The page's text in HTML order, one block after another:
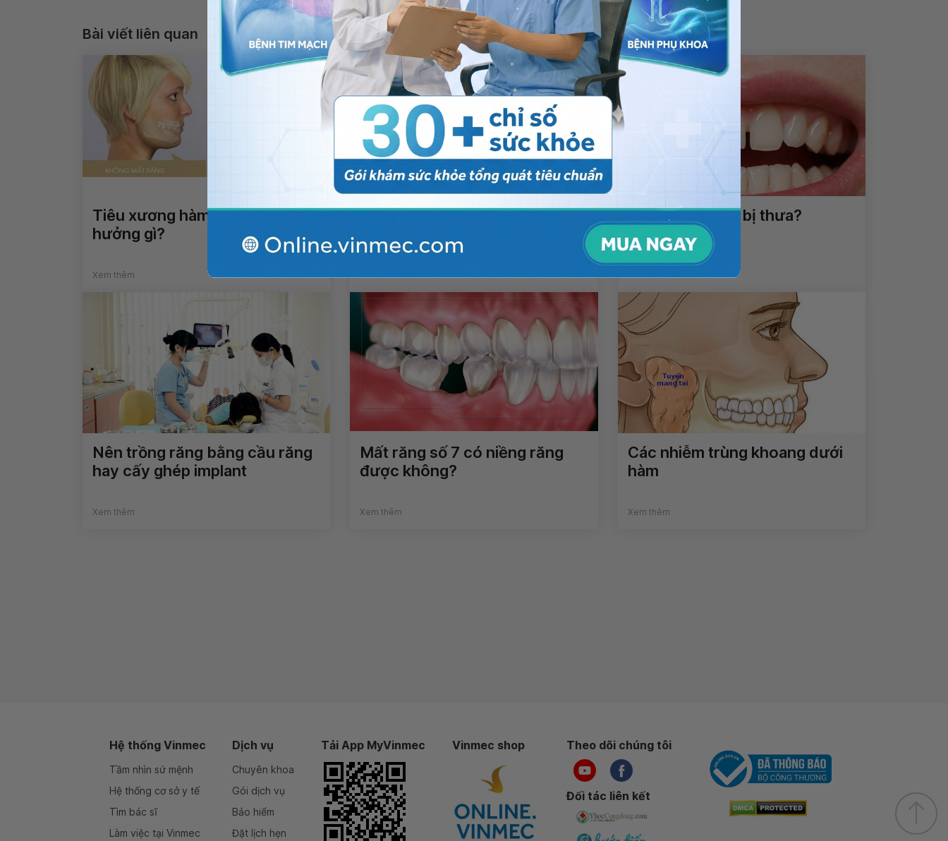
Bài viết liên quan
Tiêu xương hàm răng gây ảnh
hưởng gì?
Xem thêm
Có nên nhổ răng hàm bị sâu?
Xem thêm
Tại sao răng lại bị thưa?
Xem thêm
Nên trồng răng bằng cầu răng
hay cấy ghép implant
Xem thêm
Mất răng số 7 có niềng răng
được không?
Xem thêm
Các nhiễm trùng khoang dưới
hàm
Xem thêm
Hệ thống Vinmec
Tầm nhìn sứ mệnh
Hệ thống cơ sở y tế
Tìm bác sĩ
Làm việc tại Vinmec
Dịch vụ
Chuyên khoa
Gói dịch vụ
Bảo hiểm
Đặt lịch hẹn
Tải App MyVinmec Vinmec shop Theo dõi chúng tôi
Đối tác liên kết